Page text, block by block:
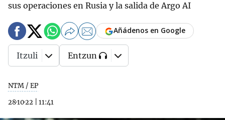
sus operaciones en Rusia y la salida de Argo AI
NTM / EP
28·10·22
11:41
Añádenos en Google
Itzuli Entzun